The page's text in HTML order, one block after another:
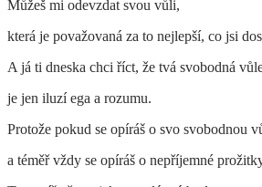
Můžeš mi odevzdat svou vůli,
která je považovaná za to nejlepší, co jsi
A já ti dneska chci říct, že tvá svobodná
je jen iluzí ega a rozumu.
Protože pokud se opíráš o svo svobodnou
a téměř vždy se opíráš o nepříjemné